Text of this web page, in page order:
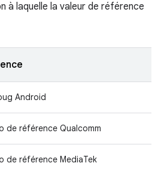
à laquelle la valeur de référence
Android
de référence Qualcomm
de référence MediaTek